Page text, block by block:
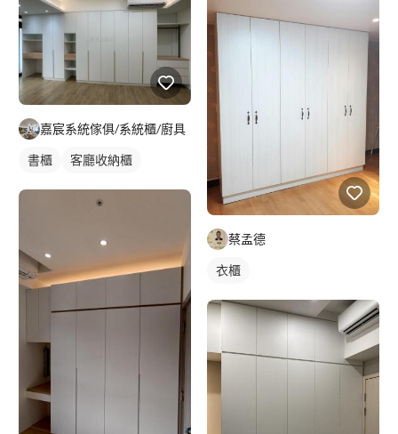
嘉宸系統傢俱/系統櫃/廚具
書櫃 客廳收納櫃
蔡孟德
衣櫃